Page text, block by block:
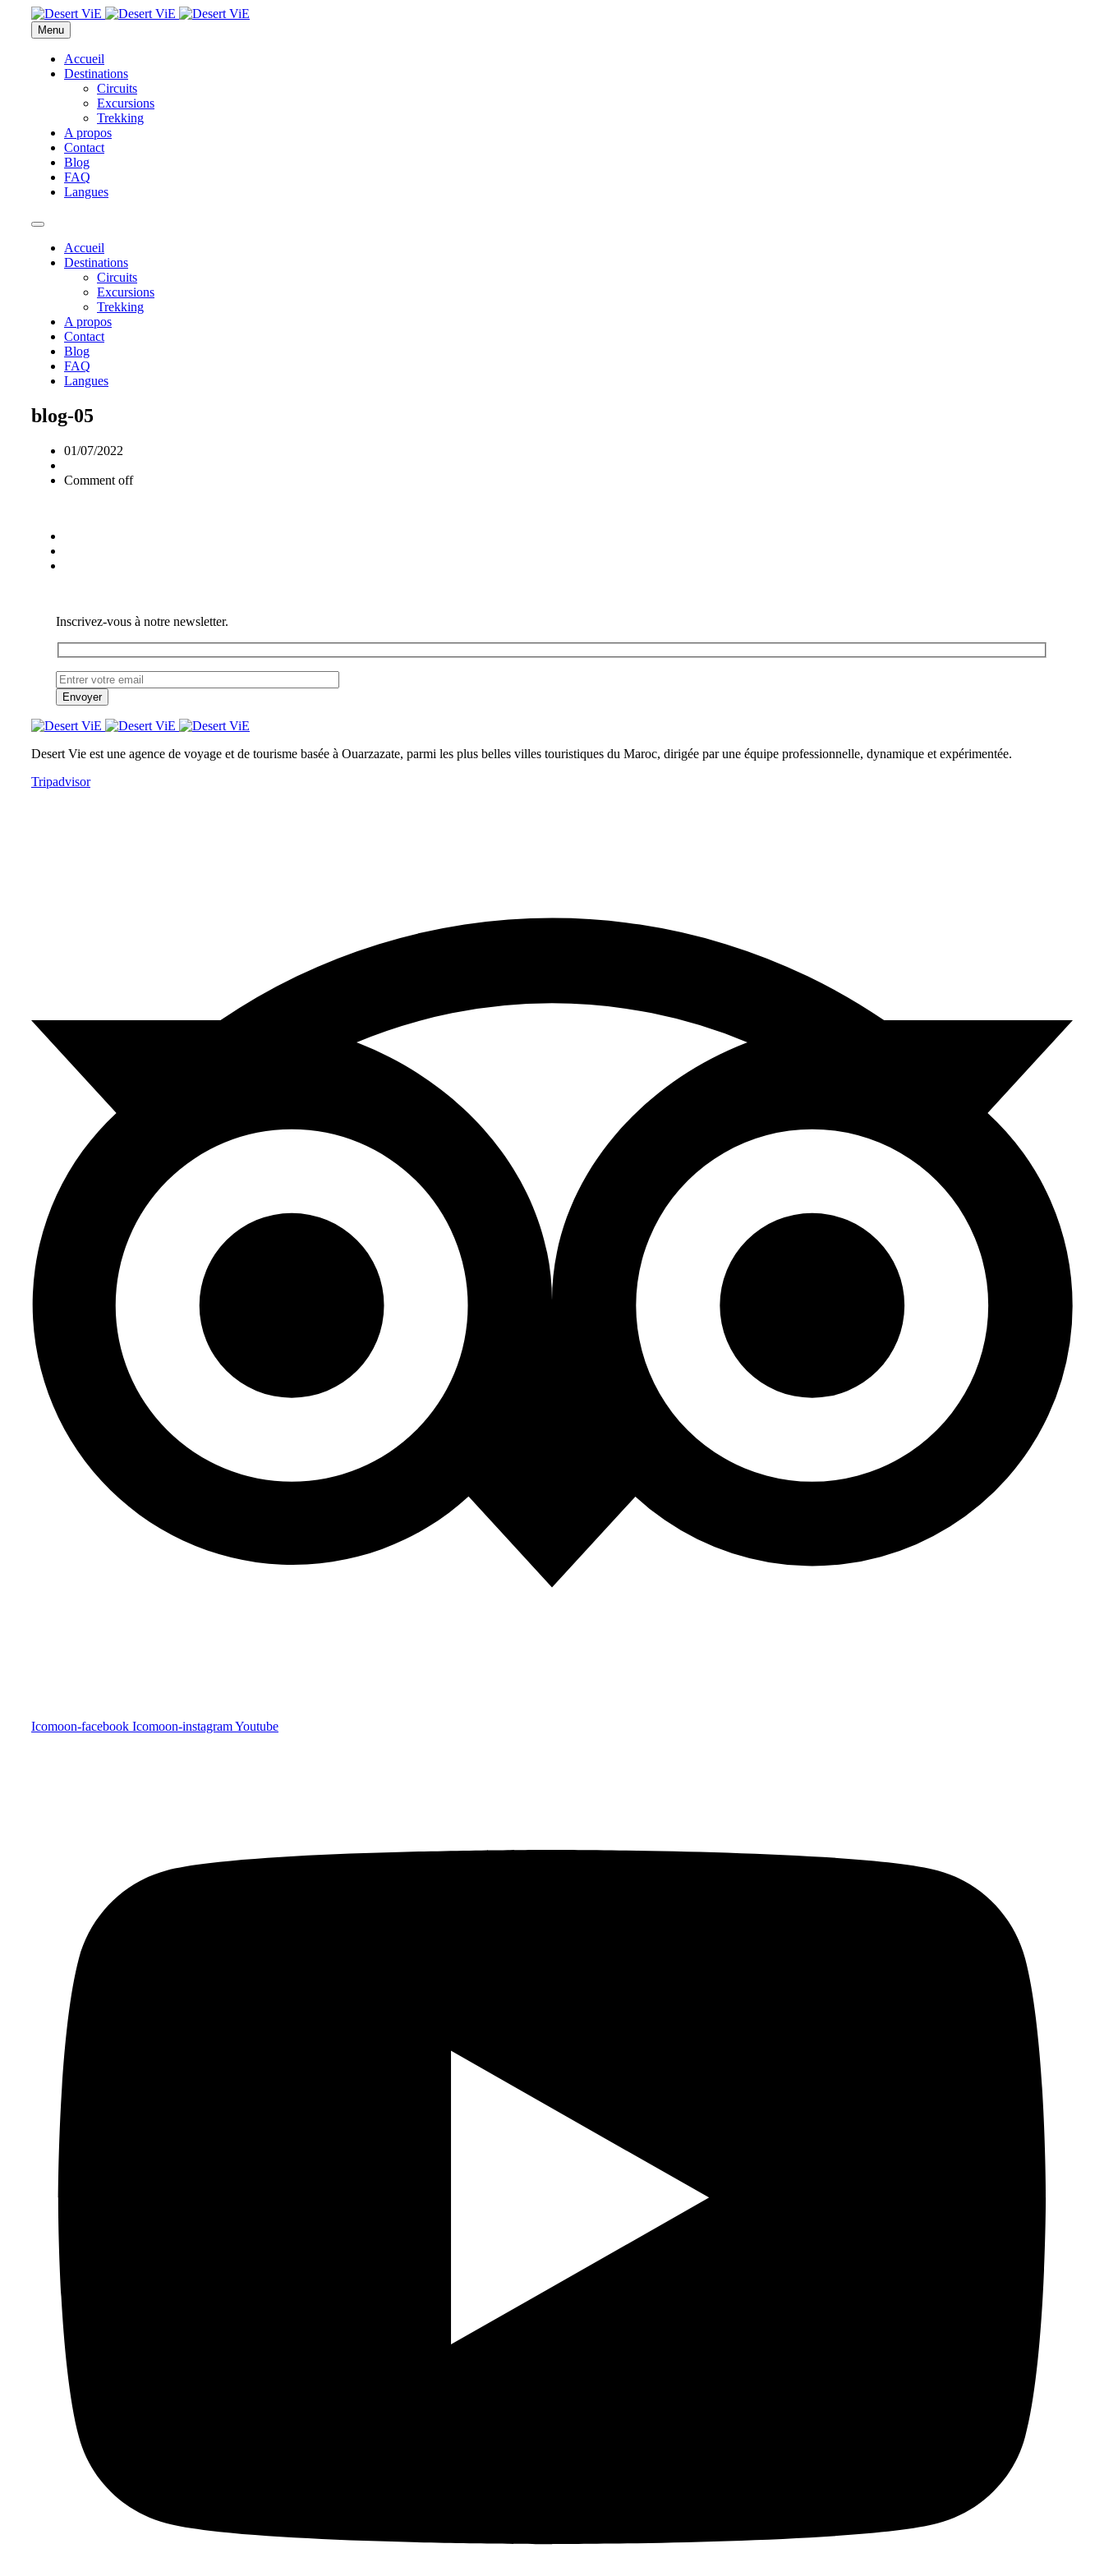
Menu
Accueil
Destinations
Circuits
Excursions
Trekking
A propos
Contact
Blog
FAQ
Langues
Accueil
Destinations
Circuits
Excursions
Trekking
A propos
Contact
Blog
FAQ
Langues
blog-05
01/07/2022
Comment off
Inscrivez-vous à notre newsletter.
Desert Vie est une agence de voyage et de tourisme basée à Ouarzazate, parmi les plus belles villes touristiques du Maroc, dirigée par une équipe professionnelle, dynamique et expérimentée.
Tripadvisor
Icomoon-facebook Icomoon-instagramYoutube